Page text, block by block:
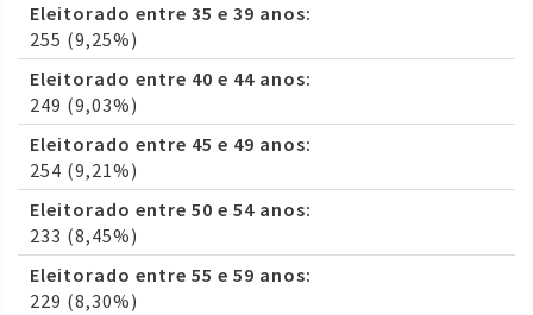
Eleitorado entre 35 e 39 anos:
255 (9,25%)
Eleitorado entre 40 e 44 anos:
249 (9,03%)
Eleitorado entre 45 e 49 anos:
254 (9,21%)
Eleitorado entre 50 e 54 anos:
233 (8,45%)
Eleitorado entre 55 e 59 anos:
229 (8,30%)